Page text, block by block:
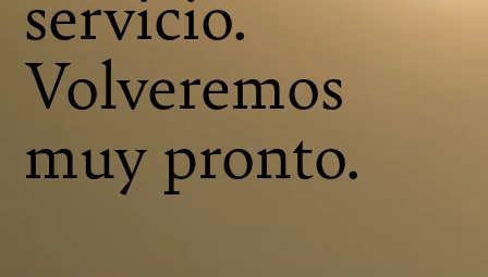
Volveremos
muy pronto.